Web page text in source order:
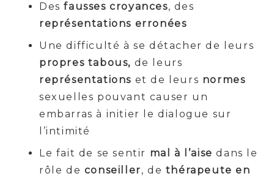
Desfausses croyances, des
représentations erronées
Une difficulté à se détacher de leurs
propres tabous, de leurs
représentations et de leurs normes
sexuelles pouvant causer un
embarras à initier le dialogue sur
l’intimité
Le fait de se sentir mal à l’aise dans le
rôle de conseiller, de thérapeute en